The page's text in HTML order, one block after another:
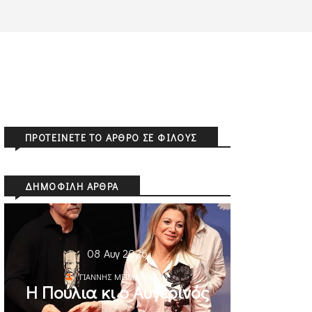
ΠΡΟΤΕΊΝΕΤΕ ΤΟ ΆΡΘΡΟ ΣΕ ΦΊΛΟΥΣ
ΔΗΜΟΦΙΛΉ ΆΡΘΡΑ
08 Αυγ 2026
ΓΙΆΝΝΗΣ ΜΕΪΜΆΡΟΓΛΟΥ
Η Πούλια κι ο Αυγερινός